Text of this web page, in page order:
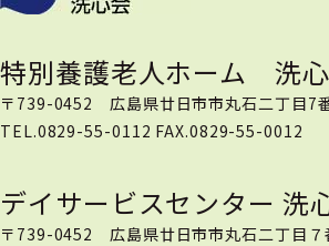
特別養護老人ホーム 洗
〒739-0452 広島県廿日市市丸石二丁目7
TEL.0829-55-0112 FAX.0829-55-0012
デイサービスセンター 洗
〒739-0452 広島県廿日市市丸石二丁目７